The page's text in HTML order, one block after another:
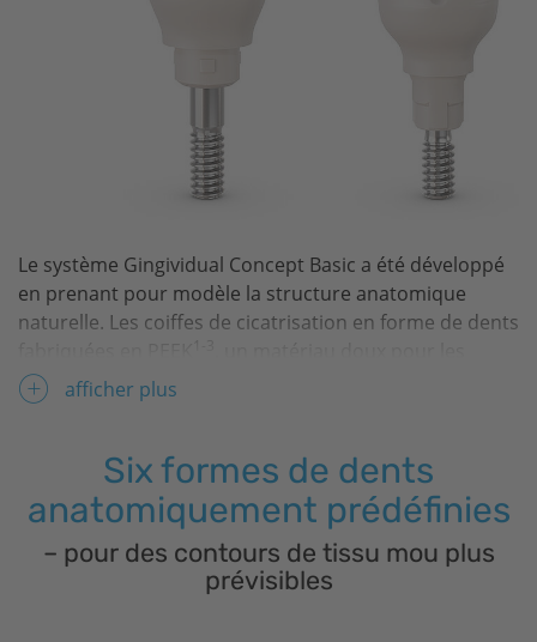
Le système Gingividual Concept Basic a été développé
en prenant pour modèle la structure anatomique
naturelle. Les coiffes de cicatrisation en forme de dents
tissus, permettent la mise en forme anatomique du
tissu mou. Cela présente non seulement des avantages
mous environnants lors de l»implantation immédiate
Les coiffes de cicatrisation peuvent être numérisées,
facilitant ainsi la procédure numérique. Les produits
sont fournis stériles.
afficher plus
Six formes de dents
anatomiquement prédéfinies
– pour des contours de tissu mou plus
prévisibles